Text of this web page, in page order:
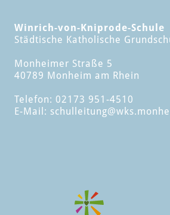
Winrich-von-Kniprode-Schule
Städtische Katholische
Monheimer Straße 5
40789 Monheim am Rhein
Telefon: 02173 951-4510
E-Mail: schulleitung